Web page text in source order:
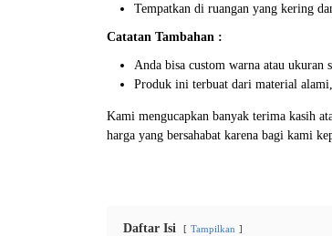
Tempatkan di ruangan yang kering
Catatan Tambahan :
Anda bisa custom warna atau ukuran
Produk ini terbuat dari material alami,
Kami mengucapkan banyak terima kasih
harga yang bersahabat karena bagi kami
Daftar Isi Tampilkan